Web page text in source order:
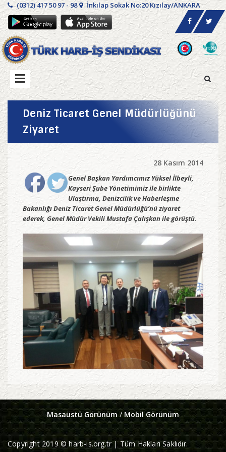
(0312) 417 50 97 - 98 İnkılap Sokak No:20 Kızılay/ANKARA
Deniz Ticaret Genel Müdürlüğünü
Ziyaret
28 Kasım 2014
Genel Başkan Yardımcımız Yüksel İlbeyli,
Kayseri Şube Yönetimimiz ile birlikte
Ulaştırma, Denizcilik ve Haberleşme
Bakanlığı Deniz Ticaret Genel Müdürlüğü’nü ziyaret
ederek, Genel Müdür Vekili Mustafa Çalışkan ile görüştü.
Masaüstü Görünüm/ Mobil Görünüm
Copyright 2019 © harb-is.org.tr | Tüm Hakları Saklıdır.